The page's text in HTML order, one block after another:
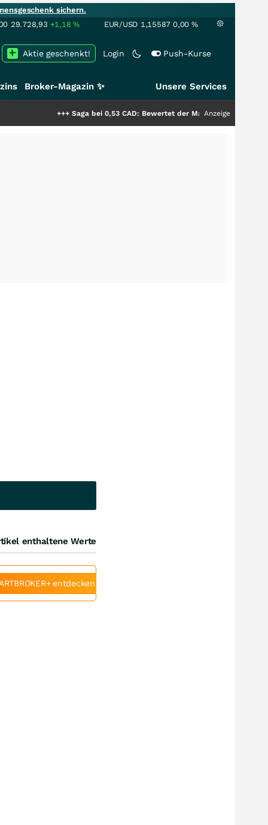
sichern.
29.728,93 +1,18% EUR/USD 1,15587 0,00 %
Login Push-Kurse
Aktie geschenkt!
Broker-Magazin ✨ Unsere Services
Saga bei 0,53 CAD: Bewertet der Markt noch immer nur die
Anzeige
enthaltene Werte
entdecken